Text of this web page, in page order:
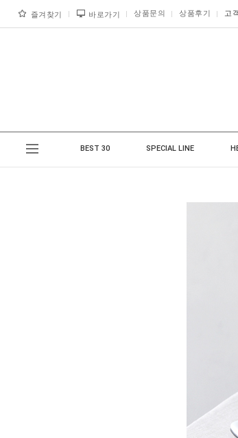
즐겨찾기 바로가기 상품문의 상품후기 고
BEST 30 SPECIAL LINE